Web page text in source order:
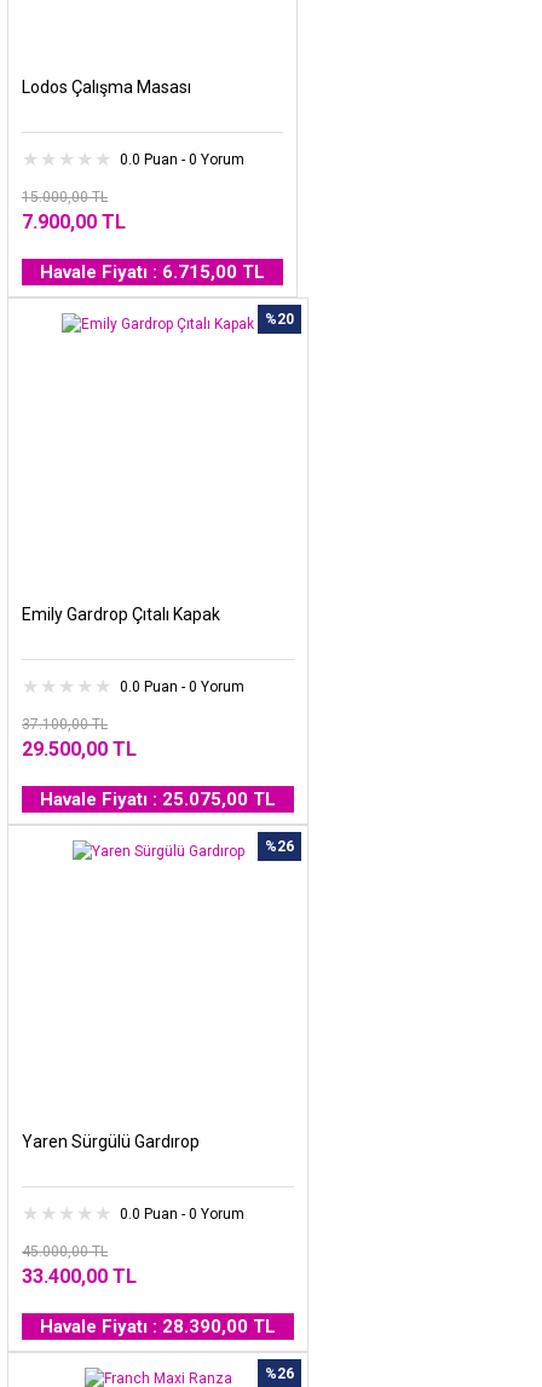
Lodos Çalışma Masası
0.0 Puan - 0 Yorum
15.000,00 TL
7.900,00 TL
Havale Fiyatı : 6.715,00 TL
%20
Emily Gardrop Çıtalı Kapak
0.0 Puan - 0 Yorum
37.100,00 TL
29.500,00 TL
Havale Fiyatı : 25.075,00 TL
%26
Yaren Sürgülü Gardırop
0.0 Puan - 0 Yorum
45.000,00 TL
33.400,00 TL
Havale Fiyatı : 28.390,00 TL
%26